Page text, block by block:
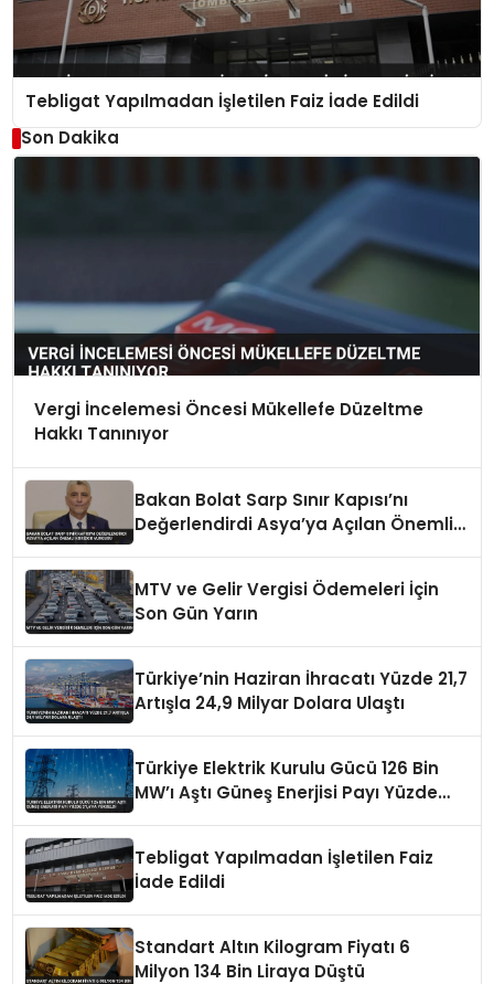
Tebligat Yapılmadan İşletilen Faiz İade Edildi
Son Dakika
Vergi İncelemesi Öncesi Mükellefe Düzeltme
Hakkı Tanınıyor
Bakan Bolat Sarp Sınır Kapısı’nı
Değerlendirdi Asya’ya Açılan Önemli
MTV ve Gelir Vergisi Ödemeleri İçin
Son Gün Yarın
Türkiye’nin Haziran İhracatı Yüzde 21,7
Artışla 24,9 Milyar Dolara Ulaştı
Türkiye Elektrik Kurulu Gücü 126 Bin
MW’ı Aştı Güneş Enerjisi Payı Yüzde
Tebligat Yapılmadan İşletilen Faiz
İade Edildi
Standart Altın Kilogram Fiyatı 6
Milyon 134 Bin Liraya Düştü